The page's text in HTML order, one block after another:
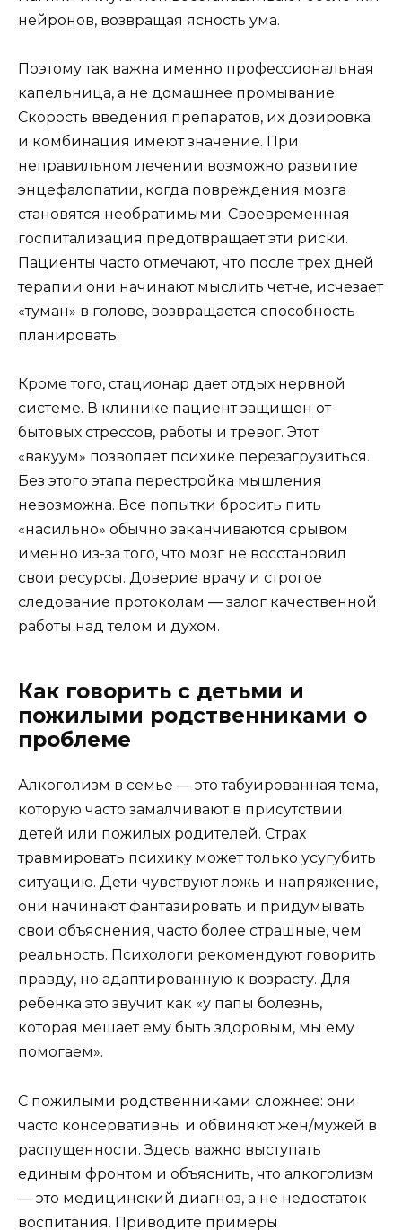
нейронов, возвращая ясность ума.
Поэтому так важна именно профессиональная
капельница, а не домашнее промывание.
Скорость введения препаратов, их дозировка
и комбинация имеют значение. При
неправильном лечении возможно развитие
энцефалопатии, когда повреждения мозга
становятся необратимыми. Своевременная
госпитализация предотвращает эти риски.
Пациенты часто отмечают, что после трех дней
терапии они начинают мыслить четче, исчезает
«туман» в голове, возвращается способность
планировать.
Кроме того, стационар дает отдых нервной
системе. В клинике пациент защищен от
бытовых стрессов, работы и тревог. Этот
«вакуум» позволяет психике перезагрузиться.
Без этого этапа перестройка мышления
невозможна. Все попытки бросить пить
«насильно» обычно заканчиваются срывом
именно из-за того, что мозг не восстановил
свои ресурсы. Доверие врачу и строгое
следование протоколам — залог качественной
работы над телом и духом.
Как говорить с детьми и
пожилыми родственниками о
проблеме
Алкоголизм в семье — это табуированная тема,
которую часто замалчивают в присутствии
детей или пожилых родителей. Страх
травмировать психику может только усугубить
ситуацию. Дети чувствуют ложь и напряжение,
они начинают фантазировать и придумывать
свои объяснения, часто более страшные, чем
реальность. Психологи рекомендуют говорить
правду, но адаптированную к возрасту. Для
ребенка это звучит как «у папы болезнь,
которая мешает ему быть здоровым, мы ему
помогаем».
С пожилыми родственниками сложнее: они
часто консервативны и обвиняют жен/мужей в
распущенности. Здесь важно выступать
единым фронтом и объяснить, что алкоголизм
— это медицинский диагноз, а не недостаток
воспитания. Приводите примеры